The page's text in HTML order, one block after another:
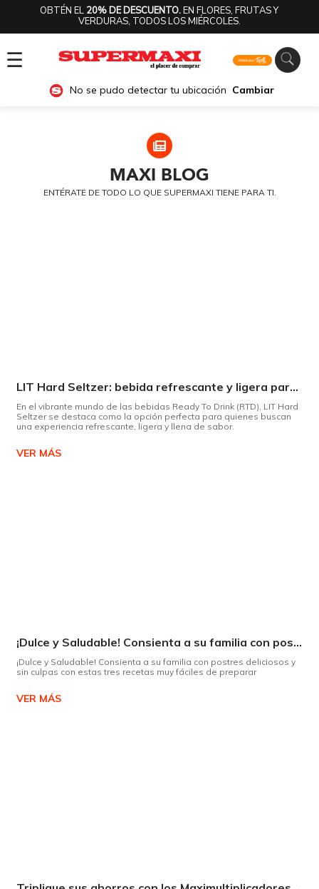
OBTÉN EL 20% DE DESCUENTO.EN FLORES, FRUTAS Y
VERDURAS, TODOS LOS MIÉRCOLES.
☰
No se pudo detectar tu ubicación Cambiar
MAXI BLOG
ENTÉRATE DE TODO LO QUE SUPERMAXI TIENE PARA TI.
LIT Hard Seltzer: bebida refrescante y ligera para disfrutar de este verano
En el vibrante mundo de las bebidas Ready To Drink (RTD), LIT Hard
Seltzer se destaca como la opción perfecta para quienes buscan
una experiencia refrescante, ligera y llena de sabor.
VER MÁS
¡Dulce y Saludable! Consienta a su familia con postres deliciosos y sin culpas
¡Dulce y Saludable! Consienta a su familia con postres deliciosos y
sin culpas con estas tres recetas muy fáciles de preparar
VER MÁS